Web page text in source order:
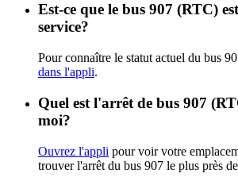
Est-ce que le bus 907 (RTC)
service?
Pour connaître le statut actuel du bus
dans l'appli.
Quel est l'arrêt de bus 907
moi?
Ouvrez l'appli pour voir votre
trouver l'arrêt du bus 907 le plus près